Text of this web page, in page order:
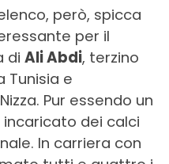
però, spicca
per il
di Ali Abdi, terzino
Tunisia e
Pur essendo un
dei calci
In carriera con